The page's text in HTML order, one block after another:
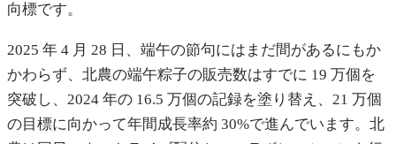
向標です。
2025 年 4 月 28 日、端午の節句にはまだ間があるにもか
かわらず、北農の端午粽子の販売数はすでに 19 万個を
突破し、2024 年の 16.5 万個の記録を塗り替え、21 万個
の目標に向かって年間成長率約 30%で進んでいます。北